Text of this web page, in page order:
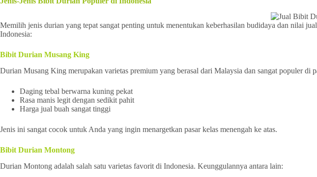
Memilih jenis durian yang tepat sangat penting untuk menentukan keberhasilan budidaya dan nilai
Indonesia:
Bibit Durian Musang King
Durian Musang King merupakan varietas premium yang berasal dari Malaysia dan sangat populer di
Daging tebal berwarna kuning pekat
Rasa manis legit dengan sedikit pahit
Harga jual buah sangat tinggi
Jenis ini sangat cocok untuk Anda yang ingin menargetkan pasar kelas menengah ke atas.
Bibit Durian Montong
Durian Montong adalah salah satu varietas favorit di Indonesia. Keunggulannya antara lain: